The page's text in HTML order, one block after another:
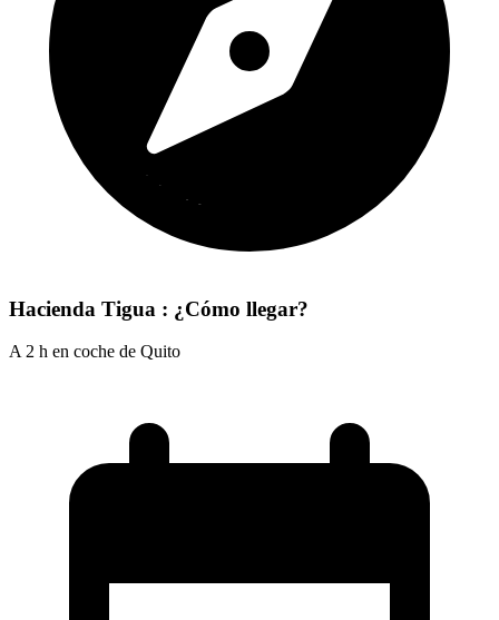
Hacienda Tigua : ¿Cómo llegar?
A 2 h en coche de Quito